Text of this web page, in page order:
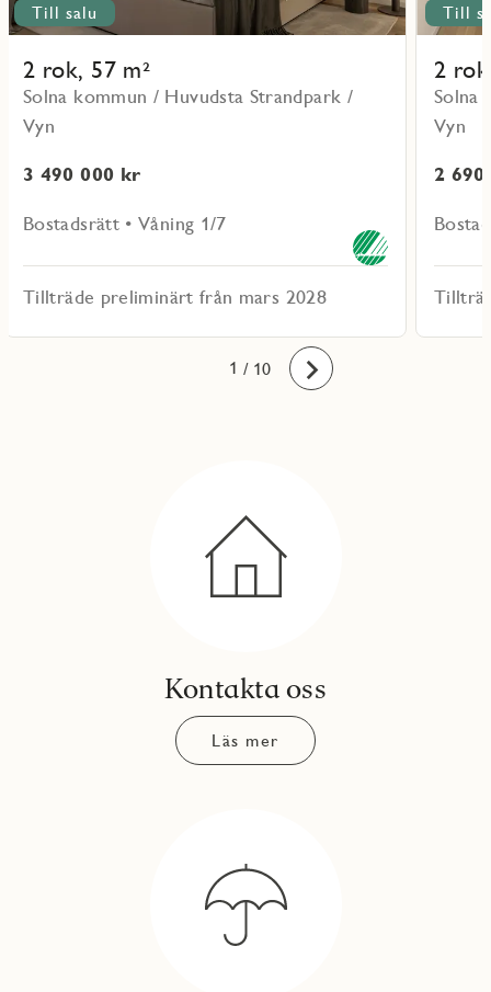
Till salu
2 rok, 57 m²
Solna kommun / Huvudsta Strandpark /
Vyn
3 490 000 kr
Bostadsrätt • Våning 1/7
Tillträde preliminärt från mars 2028
Till
2
Solna
Vyn
2
1
2
3
4
5
6
7
8
9
10 / 10 Framåt
Kontakta oss
Läs mer